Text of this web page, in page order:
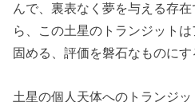
んで、裏表なく夢を与える存
ら、この土星のトランジット
固める、評価を磐石なものにす
土星の個人天体へのトランジ